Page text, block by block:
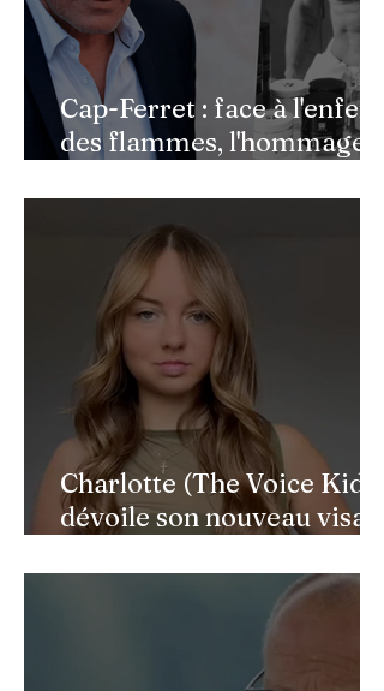
Cap-Ferret : face à l'enfer
des flammes, l'hommage
héros de l'ombre
Charlotte (The Voice Kids)
dévoile son nouveau visage
faciale : une renaissance
bouleversante pour ses 16